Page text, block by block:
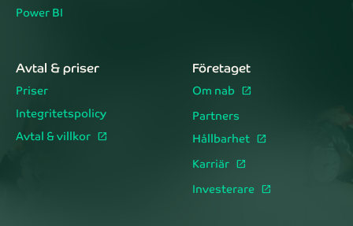
Power BI
Avtal & priser
Priser
Integritetspolicy
Avtal & villkor
Företaget
Om nab
Partners
Hållbarhet
Karriär
Investerare